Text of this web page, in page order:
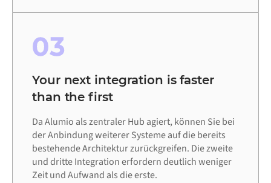
03
Your next integration is faster
than the first
Da Alumio als zentraler Hub agiert, können Sie bei
der Anbindung weiterer Systeme auf die bereits
bestehende Architektur zurückgreifen. Die zweite
und dritte Integration erfordern deutlich weniger
Zeit und Aufwand als die erste.